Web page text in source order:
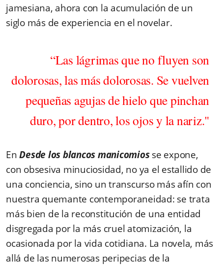
jamesiana, ahora con la acumulación de un
siglo más de experiencia en el novelar.
“Las lágrimas que no fluyen son
dolorosas, las más dolorosas. Se vuelven
pequeñas agujas de hielo que pinchan
duro, por dentro, los ojos y la nariz."
EnDesde los blancos manicomiosse expone,
con obsesiva minuciosidad, no ya el estallido de
una conciencia, sino un transcurso más afín con
nuestra quemante contemporaneidad: se trata
más bien de la reconstitución de una entidad
disgregada por la más cruel atomización, la
ocasionada por la vida cotidiana. La novela, más
allá de las numerosas peripecias de la